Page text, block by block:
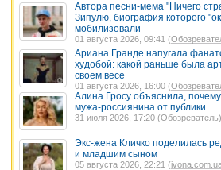
Автора песни-мема "Ничего
Зипулю, биография которого
мобилизовали
01 августа 2026, 09:41 (
Ариана Гранде напугала
худобой: какой раньше была
своем весе
01 августа 2026, 16:00 (
Алина Гросу объяснила,
мужа-россиянина от публики
31 июля 2026, 17:20 (Обозреватель)
Экс-жена Кличко поделилась
и младшим сыном
05 августа 2026, 22:21 (